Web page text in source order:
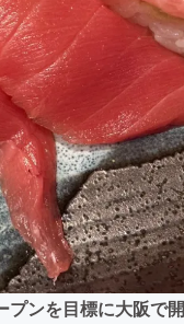
チャレン
ンを目標に大阪で